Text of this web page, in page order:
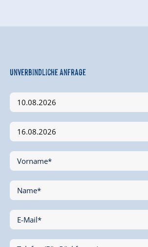
Unverbindliche Anfrage
Vorname*
Name*
E-Mail*